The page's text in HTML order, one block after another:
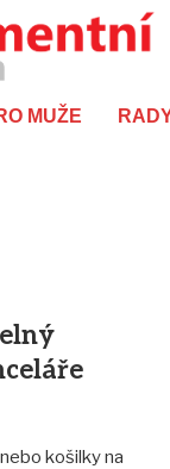
MUŽE
košilky na